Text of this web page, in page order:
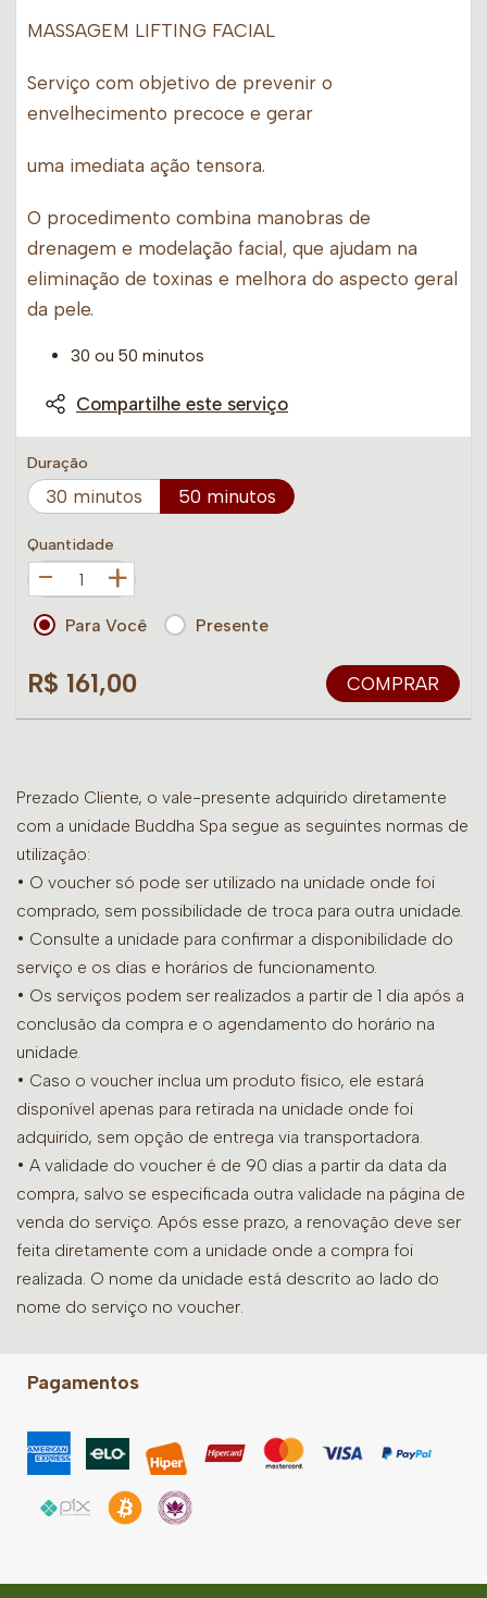
MASSAGEM LIFTING FACIAL
Serviço com objetivo de prevenir o
envelhecimento precoce e gerar
uma imediata ação tensora.
O procedimento combina manobras de
drenagem e modelação facial, que ajudam na
eliminação de toxinas e melhora do aspecto geral
da pele.
30 ou 50 minutos
Compartilhe este serviço
Duração
30 minutos 50 minutos
Quantidade
+
Para Você Presente
R$ 161,00 COMPRAR
Prezado Cliente, o vale-presente adquirido diretamente
com a unidade Buddha Spa segue as seguintes normas de
utilização:
• O voucher só pode ser utilizado na unidade onde foi
comprado, sem possibilidade de troca para outra unidade.
• Consulte a unidade para confirmar a disponibilidade do
serviço e os dias e horários de funcionamento.
• Os serviços podem ser realizados a partir de 1 dia após a
conclusão da compra e o agendamento do horário na
unidade.
• Caso o voucher inclua um produto físico, ele estará
disponível apenas para retirada na unidade onde foi
adquirido, sem opção de entrega via transportadora.
• A validade do voucher é de 90 dias a partir da data da
compra, salvo se especificada outra validade na página de
venda do serviço. Após esse prazo, a renovação deve ser
feita diretamente com a unidade onde a compra foi
realizada. O nome da unidade está descrito ao lado do
nome do serviço no voucher.
Pagamentos